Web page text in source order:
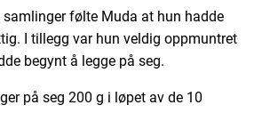
samlinger følte Muda at hun hadde
I tillegg var hun veldig oppmuntret
begynt å legge på seg.
på seg 200 g i løpet av de 10